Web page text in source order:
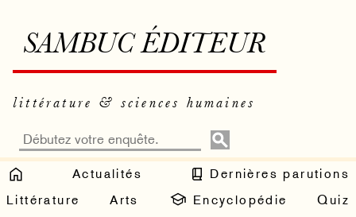
SAMBUC ÉDITEUR
littérature & sciences humaines
Actualités
Dernières parutions
Littérature
Arts Encyclopédie
Quiz